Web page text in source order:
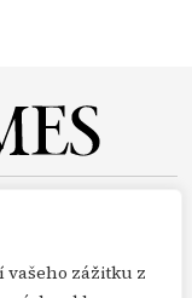
vašeho zážitku z